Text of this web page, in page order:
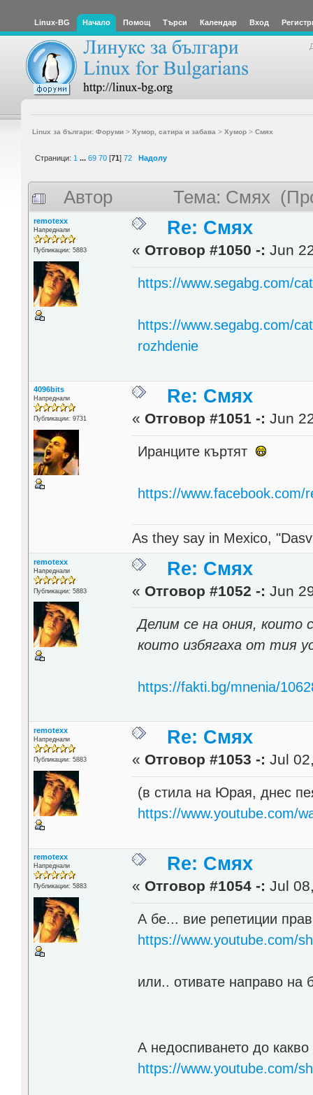
Linux-BG Начало Помощ Търси Календар Вход
Linux за българи: Форуми> Хумор, сатира и забава > Хумор> Смях
Страници: 1 ... 69 70 [71] 72 Надолу
Автор Тема: Смях
remotexx
Напреднали
Публикации: 5883
Re: Смях
« Отговор #1050 -: Jun
https://www.segabg.com/
https://www.segabg.com/
rozhdenie
4096bits
Напреднали
Публикации: 9731
Re: Смях
« Отговор #1051 -: Jun
Иранците къртят
https://www.facebook.com/
As they say in Mexico,
remotexx
Напреднали
Публикации: 5883
Re: Смях
« Отговор #1052 -: Jun
Делим се на ония, които
които избягаха от тия
https://fakti.bg/mnenia/
remotexx
Напреднали
Публикации: 5883
Re: Смях
« Отговор #1053 -: Jul
(в стила на Юрая, днес
https://www.youtube.com/
remotexx
Напреднали
Публикации: 5883
Re: Смях
« Отговор #1054 -: Jul
А бе... вие репетиции
https://www.youtube.com/
или.. отивате направо на
А недоспиването до
https://www.youtube.com/